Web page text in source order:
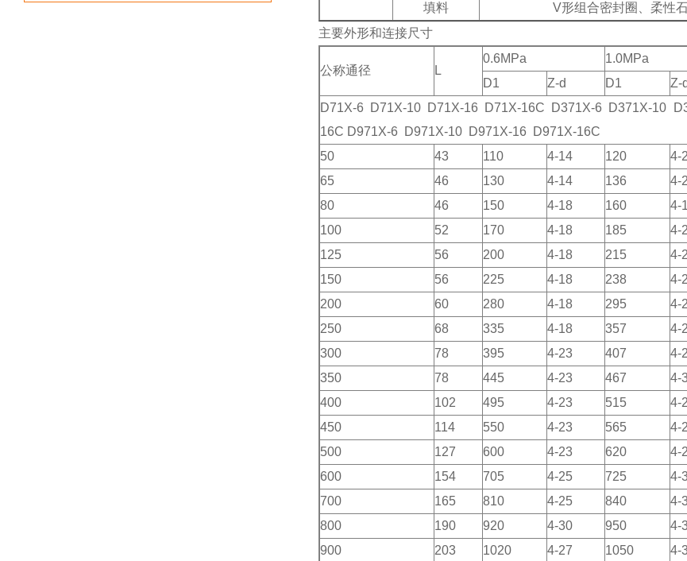
填料
V形组合密封圈、柔性
主要外形和连接尺寸
公称通径 L
0.6MPa 1.0MPa
D1
Z-d D1 Z-d
D71X-6 D71X-10 D71X-16 D71X-16C D371X-6 D371X-10
16C D971X-6 D971X-10 D971X-16 D971X-16C
50
43 110 4-14 120 4-
65
46 130 4-14 136 4-
80
46 150 4-18 160 4-
100
52 170 4-18 185 4-
125
56 200 4-18 215 4-
150
56 225 4-18 238 4-
200
60 280 4-18 295 4-
250
68 335 4-18 357 4-
300
78 395 4-23 407 4-
350
78 445 4-23 467 4-
400
102 495 4-23 515 4-
450
114 550 4-23 565 4-
500
127 600 4-23 620 4-
600
154 705 4-25 725 4-
700
165 810 4-25 840 4-
800
190 920 4-30 950 4-
900
203 1020 4-27 1050 4-